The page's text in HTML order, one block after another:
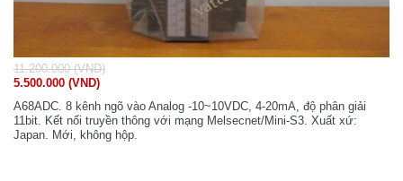
11.200.000 (VND)
5.500.000 (VND)
A68ADC. 8 kênh ngõ vào Analog -10~10VDC, 4-20mA, độ phân giải
11bit. Kết nối truyền thông với mạng Melsecnet/Mini-S3. Xuất xứ:
Japan. Mới, không hộp.